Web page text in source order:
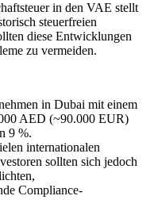
in den VAE stellt
steuerfreien
diese Entwicklungen
zu vermeiden.
in Dubai mit einem
AED (~90.000 EUR)
9 %.
internationalen
sollten sich jedoch
Compliance-